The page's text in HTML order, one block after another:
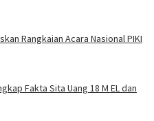
Rangkaian Acara Nasional PIKI
Fakta Sita Uang 18 M EL dan